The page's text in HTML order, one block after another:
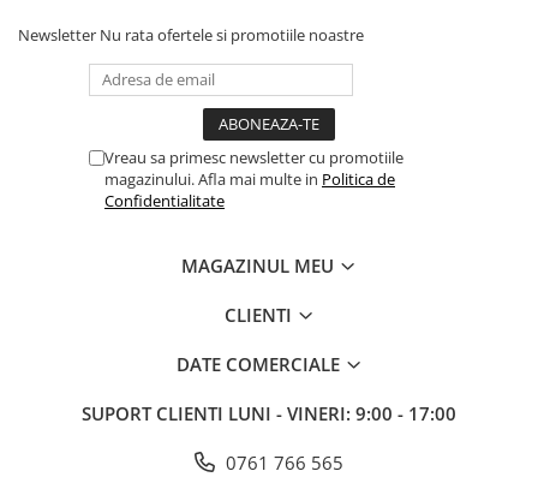
Newsletter Nu rata ofertele si promotiile noastre
Vreau sa primesc newsletter cu promotiile
magazinului. Afla mai multe in Politica de
Confidentialitate
MAGAZINUL MEU
CLIENTI
DATE COMERCIALE
SUPORT CLIENTI LUNI - VINERI: 9:00 - 17:00
0761 766 565